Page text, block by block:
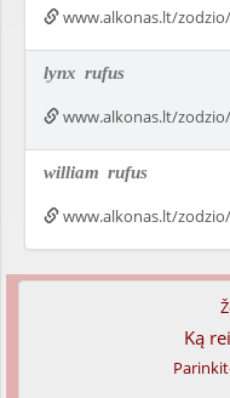
www.alkonas.lt/
lynx rufus
www.alkonas.lt/
william rufus
www.alkonas.lt/
Ką